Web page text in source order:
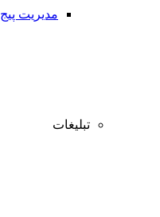
مدیریت پیج
تبلیغات